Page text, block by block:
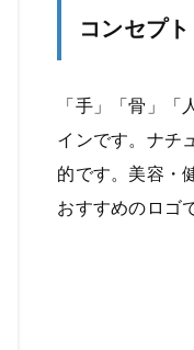
コンセプト
「手」「骨」
インです。ナチ
的です。美容・
おすすめのロゴ